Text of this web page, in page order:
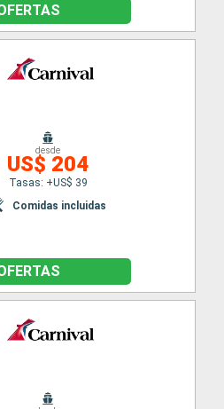
desde
US$ 204
Tasas: +US$ 39
Comidas incluidas